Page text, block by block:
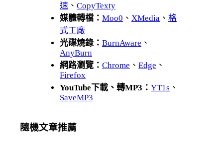
速 、 CopyTexty
媒體轉檔： Moo0 、 XMedia 、 格
式工廠
光碟燒錄： BurnAware 、
AnyBurn
網路瀏覽： Chrome 、 Edge 、
Firefox
YouTube下載、轉MP3： YT1s 、
SaveMP3
隨機文章推薦